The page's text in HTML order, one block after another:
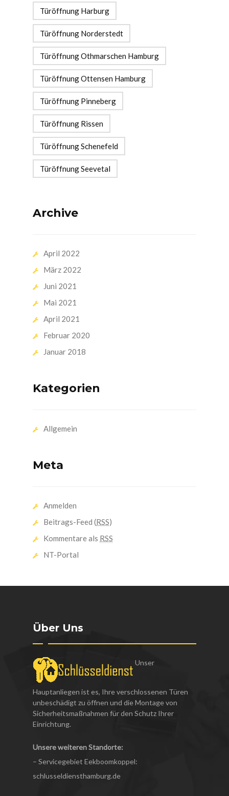
Türöffnung Harburg
Türöffnung Norderstedt
Türöffnung Othmarschen Hamburg
Türöffnung Ottensen Hamburg
Türöffnung Pinneberg
Türöffnung Rissen
Türöffnung Schenefeld
Türöffnung Seevetal
Archive
April 2022
März 2022
Juni 2021
Mai 2021
April 2021
Februar 2020
Januar 2018
Kategorien
Allgemein
Meta
Anmelden
Beitrags-Feed (RSS)
Kommentare als RSS
NT-Portal
Über Uns
Unser
Hauptanliegen ist es, Ihre verschlossenen Türen
unbeschädigt zu öffnen und die Montage von
Sicherheitsmaßnahmen für den Schutz Ihrer
Einrichtung.
Unsere weiteren Standorte:
– Servicegebiet Eekboomkoppel:
schlusseldiensthamburg.de